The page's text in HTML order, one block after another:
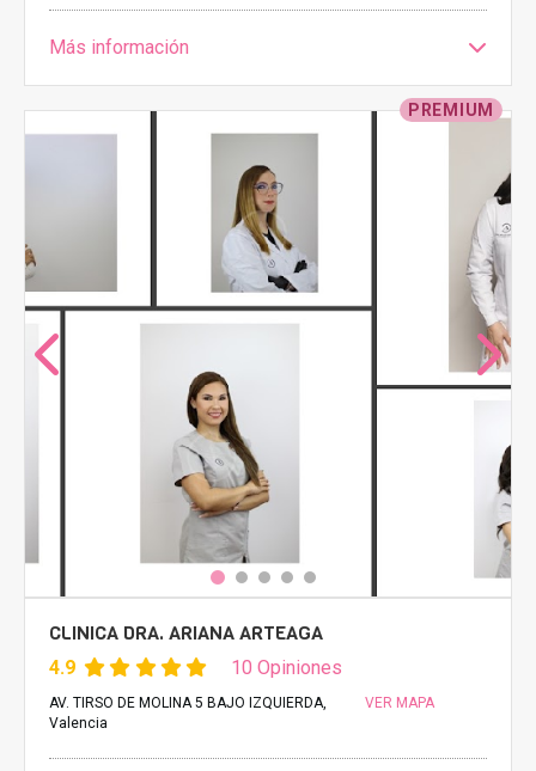
Más información
PREMIUM
CLINICA DRA. ARIANA ARTEAGA
4.9 10 Opiniones
AV. TIRSO DE MOLINA 5 BAJO IZQUIERDA,
Valencia
VER MAPA